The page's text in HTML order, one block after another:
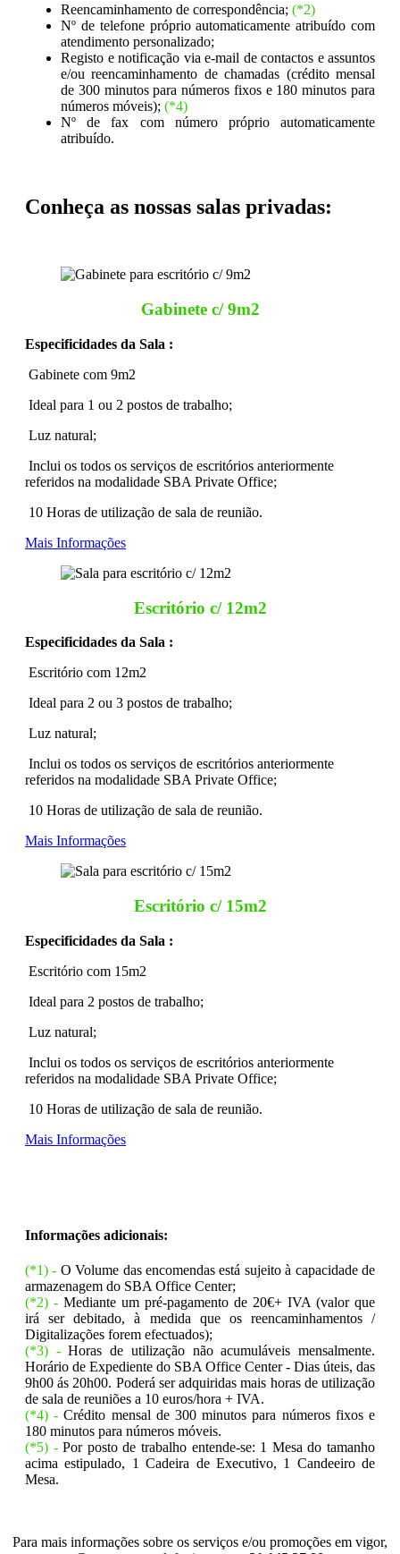
Reencaminhamento de correspondência; (*2)
Nº de telefone próprio automaticamente atribuído com
atendimento personalizado;
Registo e notificação via e-mail de contactos e assuntos
e/ou reencaminhamento de chamadas (crédito mensal
de 300 minutos para números fixos e 180 minutos para
números móveis); (*4)
Nº de fax com número próprio automaticamente
atribuído.
Conheça as nossas salas privadas:
Gabinete c/ 9m2
Especificidades da Sala :
Gabinete com 9m2
Ideal para 1 ou 2 postos de trabalho;
Luz natural;
Inclui os todos os serviços de escritórios anteriormente
referidos na modalidade SBA Private Office;
10 Horas de utilização de sala de reunião.
Mais Informações
Escritório c/ 12m2
Especificidades da Sala :
Escritório com 12m2
Ideal para 2 ou 3 postos de trabalho;
Luz natural;
Inclui os todos os serviços de escritórios anteriormente
referidos na modalidade SBA Private Office;
10 Horas de utilização de sala de reunião.
Mais Informações
Escritório c/ 15m2
Especificidades da Sala :
Escritório com 15m2
Ideal para 2 postos de trabalho;
Luz natural;
Inclui os todos os serviços de escritórios anteriormente
referidos na modalidade SBA Private Office;
10 Horas de utilização de sala de reunião.
Mais Informações
Informações adicionais:
(*1) - O Volume das encomendas está sujeito à capacidade de
armazenagem do SBA Office Center;
(*2) - Mediante um pré-pagamento de 20€+ IVA (valor que
irá ser debitado, à medida que os reencaminhamentos /
Digitalizações forem efectuados);
(*3) -Horas de utilização não acumuláveis mensalmente.
Horário de Expediente do SBA Office Center - Dias úteis, das
9h00 ás 20h00. Poderá ser adquiridas mais horas de utilização
de sala de reuniões a 10 euros/hora + IVA.
(*4) - Crédito mensal de 300 minutos para números fixos e
180 minutos para números móveis.
(*5) -Por posto de trabalho entende-se: 1 Mesa do tamanho
acima estipulado, 1 Cadeira de Executivo, 1 Candeeiro de
Mesa.
Para mais informações sobre os serviços e/ou promoções em vigor,